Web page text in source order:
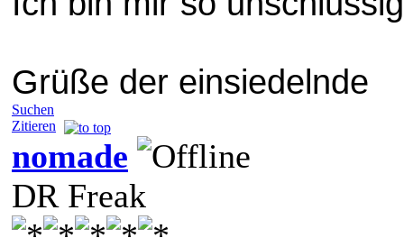
Grüße der einsiedelnde
Suchen
Zitieren
nomade
DR Freak